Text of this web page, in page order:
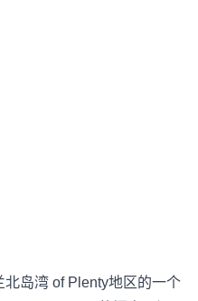
北岛湾 of Plenty地区的一个